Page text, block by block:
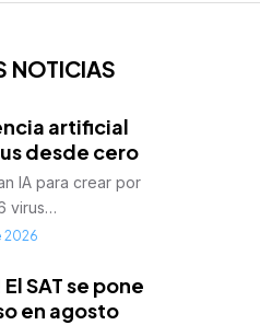
NOTICIAS
artificial
desde cero
IA para crear por
virus…
2026
SAT se pone
en agosto